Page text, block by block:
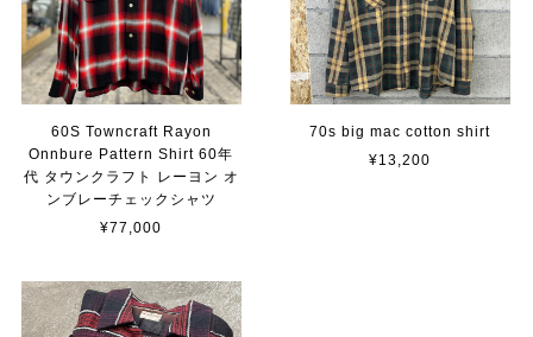
60S Towncraft Rayon
Onnbure Pattern Shirt 60年
代 タウンクラフト レーヨン オ
ンブレーチェックシャツ
¥77,000
70s big mac cotton shirt
¥13,200